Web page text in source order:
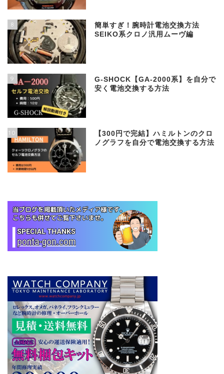
8
簡単すぎ！腕時計電池交換方法
SEIKO系クロノ汎用ムーヴ編
9
G-SHOCK【GA-2000系】を自分で
安く電池交換する方法
10
【300円で完結】ハミルトンのクロ
ノグラフを自分で電池交換する方法